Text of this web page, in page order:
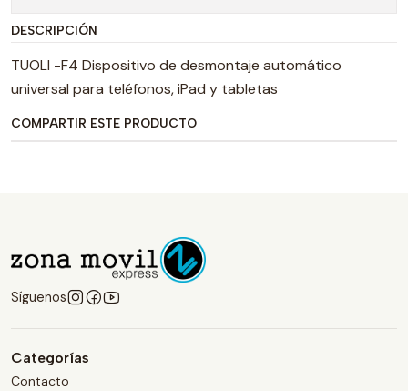
DESCRIPCIÓN
TUOLI -F4 Dispositivo de desmontaje automático
universal para teléfonos, iPad y tabletas
COMPARTIR ESTE PRODUCTO
Síguenos
Categorías
Contacto